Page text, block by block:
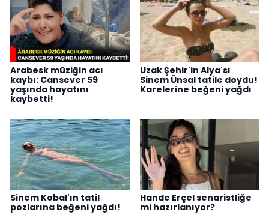
Arabesk müziğin acı
kaybı: Cansever 59
yaşında hayatını
kaybetti!
Uzak Şehir'in Alya'sı
Sinem Ünsal tatile doydu!
Karelerine beğeni yağdı
Sinem Kobal'ın tatil
pozlarına beğeni yağdı!
Hande Erçel senaristliğe
mi hazırlanıyor?